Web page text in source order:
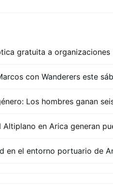
gratuita a organizaciones
con Wanderers este
Los hombres ganan
Altiplano en Arica generan
en el entorno portuario de